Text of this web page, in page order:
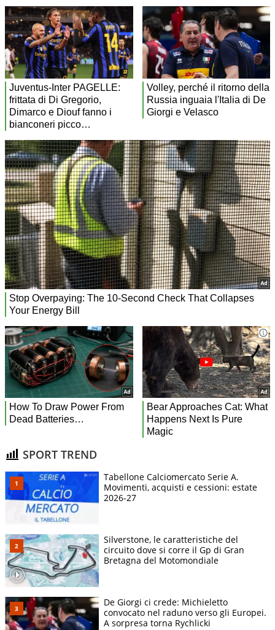
SPORT TREND
Tabellone Calciomercato Serie A.
Movimenti, acquisti e cessioni: estate
2026-27
Silverstone, le caratteristiche del
circuito dove si corre il Gp di Gran
Bretagna del Motomondiale
De Giorgi ci crede: Michieletto
convocato nel raduno verso gli Europei.
A sorpresa torna Rychlicki